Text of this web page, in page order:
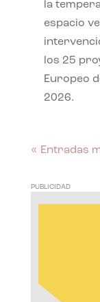
la
espacio
los 25
Europeo
2026.
« Entradas
PUBLICIDAD